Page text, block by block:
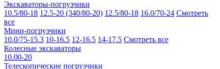
Экскаваторы-погрузчики
10.5/80-18 12.5-20 (340/80-20) 12.5/80-18 16.0/70-24 Смотреть
все
Мини-погрузчики
10.0/75-15.3 10-16.5 12-16.5 14-17.5 Смотреть все
Колесные экскаваторы
10.00-20
Телескопические погрузчики